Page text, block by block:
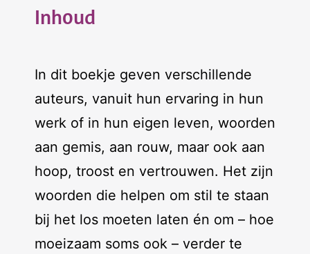
Inhoud
In dit boekje geven verschillende
auteurs, vanuit hun ervaring in hun
werk of in hun eigen leven, woorden
aan gemis, aan rouw, maar ook aan
hoop, troost en vertrouwen. Het zijn
woorden die helpen om stil te staan
bij het los moeten laten én om – hoe
moeizaam soms ook – verder te